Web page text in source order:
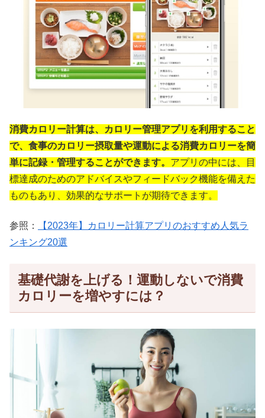
消費カロリー計算は、カロリー管理アプリを利用すること
で、食事のカロリー摂取量や運動による消費カロリーを簡
単に記録・管理することができます。 アプリの中には、目
標達成のためのアドバイスやフィードバック機能を備えた
ものもあり、効果的なサポートが期待できます。
参照：
【2023年】カロリー計算アプリのおすすめ人気ラ
ンキング20選
基礎代謝を上げる！運動しないで消費
カロリーを増やすには？